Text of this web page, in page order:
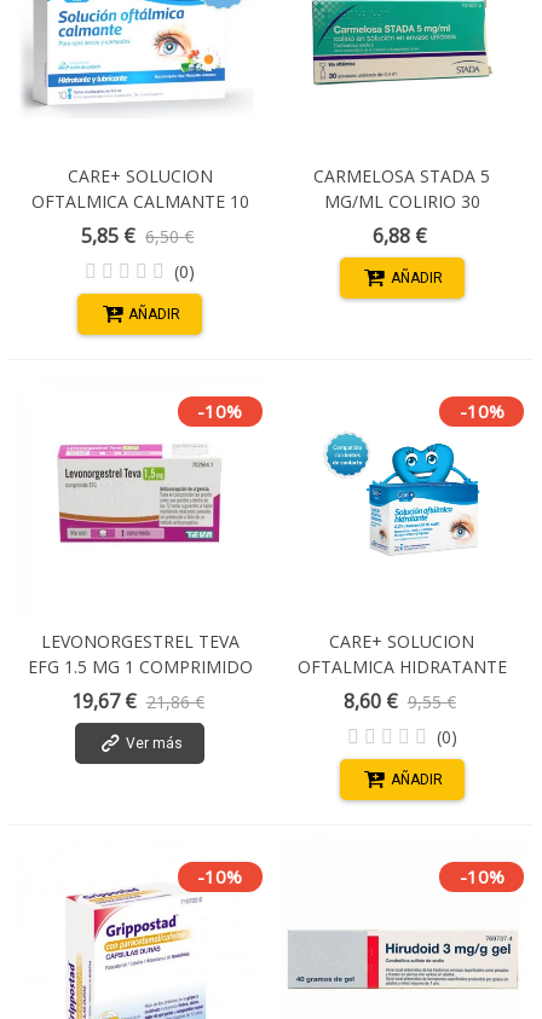
CARE+ SOLUCION
OFTALMICA CALMANTE 10
VIALES REUTILIZABLES X 0,5
5,85 € 6,50 €
(0)
AÑADIR
CARMELOSA STADA 5
MG/ML COLIRIO 30
MONODOSIS SOL
6,88 €
AÑADIR
-10%
LEVONORGESTREL TEVA
EFG 1.5 MG 1 COMPRIMIDO
19,67 € 21,86 €
Ver más
-10%
CARE+ SOLUCION
OFTALMICA HIDRATANTE
0.2% HIALURONICO 20
MONODOSIS X 0,5 ML
8,60 € 9,55 €
(0)
AÑADIR
-10% -10%